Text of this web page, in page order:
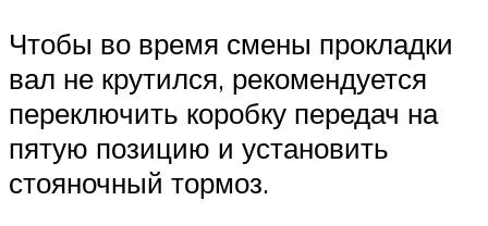
Чтобы во время смены прокладки
вал не крутился, рекомендуется
переключить коробку передач на
пятую позицию и установить
стояночный тормоз.